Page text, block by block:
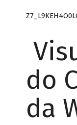
do
da